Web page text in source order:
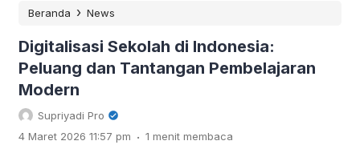
Beranda › News
Digitalisasi Sekolah di Indonesia:
Peluang dan Tantangan Pembelajaran
Modern
Supriyadi Pro
4 Maret 2026 11:57 pm . 1 menit membaca